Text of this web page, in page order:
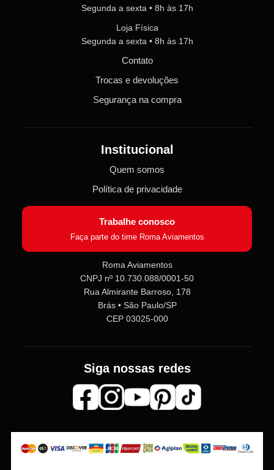
Roma Aviamentos
Aviamentos!
Fale com a gente pelo SAC para tirar
dúvidas sobre pedidos e produtos,
ou entre no nossoGrupo VIP
receba em primeira mão
promoções, lançamentos e
💬 Fale com nosso SAC
Segunda a sexta • 8h às 17h
Loja Física
Segunda a sexta • 8h às 17h
Contato
Trocas e devoluções
Segurança na compra
Institucional
Quem somos
Política de privacidade
Trabalhe conosco
Faça parte do time Roma Aviamentos
Roma Aviamentos
CNPJ nº 10.730.088/0001-50
Rua Almirante Barroso, 178
Brás • São Paulo/SP
CEP 03025-000
Siga nossas redes